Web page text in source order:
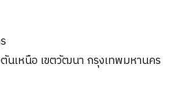
นเหนือ เขตวัฒนา กรุงเทพมหานคร